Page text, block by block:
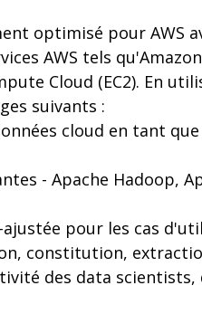
optimisé pour AWS
AWS tels
Cloud (EC2). En
suivants :
cloud en tant que
- Apache Hadoop,
pour les cas
constitution,
des data scientists,